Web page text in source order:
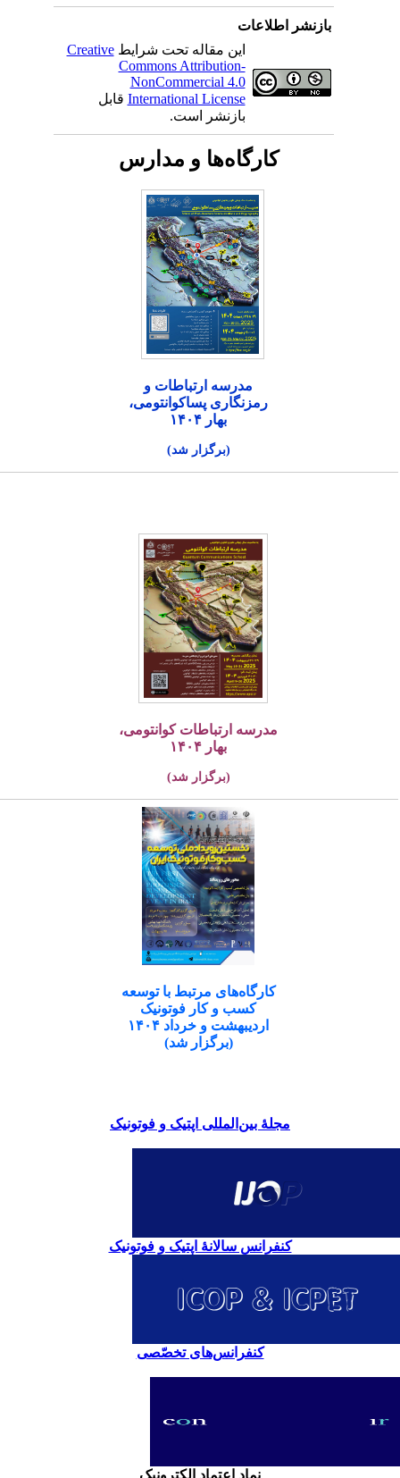
بازنشر اطلاعات
این مقاله تحت شرایطCreative
Commons Attribution-
NonCommercial 4.0
International Licenseقابل
بازنشر است.
کارگاه‌ها و مدارس
مدرسه ارتباطات و
رمزنگاری پساکوانتومی،
بهار ۱۴۰۴
(برگزار شد)
مدرسه ارتباطات کوانتومی،
بهار ۱۴۰۴
(برگزار شد)
کارگاه‌های مرتبط با توسعه
کسب و کار فوتونیک
اردیبهشت و خرداد ۱۴۰۴
(برگزار شد)
مجلۀ بین‌المللی اپتیک و فوتونیک
کنفرانس سالانۀ اپتیک و فوتونیک
کنفرانس‌های تخصّصی